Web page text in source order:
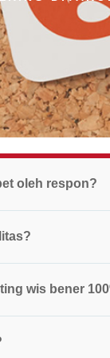
oleh respon?
wis bener